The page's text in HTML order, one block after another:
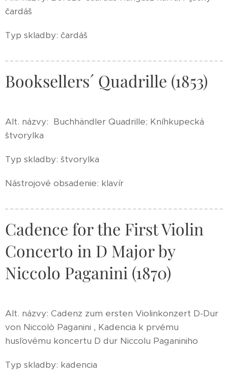
čardáš
Typ skladby: čardáš
Booksellers´ Quadrille (1853)
Alt. názvy: Buchhändler Quadrille; Kníhkupecká
štvorylka
Typ skladby: štvorylka
Nástrojové obsadenie: klavír
Cadence for the First Violin
Concerto in D Major by
Niccolo Paganini (1870)
Alt. názvy: Cadenz zum ersten Violinkonzert D-Dur
von Niccolò Paganini , Kadencia k prvému
husľovému koncertu D dur Niccolu Paganiniho
Typ skladby: kadencia